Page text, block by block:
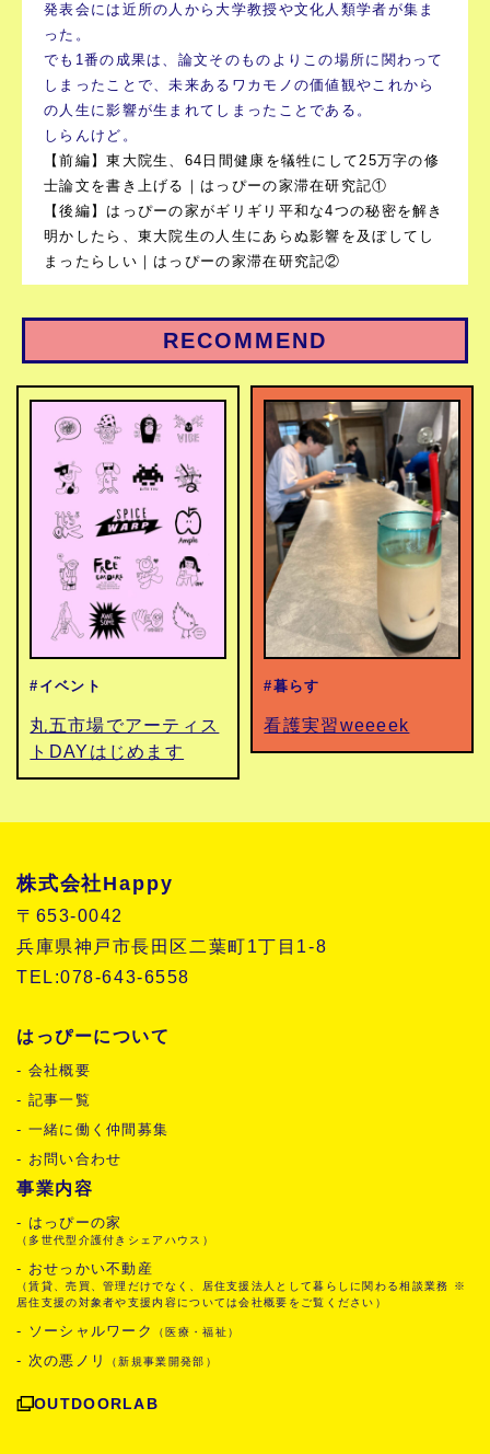
発表会には近所の人から大学教授や文化人類学者が集ま
った。
でも1番の成果は、論文そのものよりこの場所に関わって
しまったことで、未来あるワカモノの価値観やこれから
の人生に影響が生まれてしまったことである。
しらんけど。
【前編】東大院生、64日間健康を犠牲にして25万字の修
士論文を書き上げる｜はっぴーの家滞在研究記①
【後編】はっぴーの家がギリギリ平和な4つの秘密を解き
明かしたら、東大院生の人生にあらぬ影響を及ぼしてし
まったらしい｜はっぴーの家滞在研究記②
RECOMMEND
#イベント
丸五市場でアーティス
トDAYはじめます
#暮らす
看護実習weeeek
株式会社Happy
〒653-0042
兵庫県神戸市長田区二葉町1丁目1-8
TEL:078-643-6558
はっぴーについて
- 会社概要
- 記事一覧
- 一緒に働く仲間募集
- お問い合わせ
事業内容
- はっぴーの家
（多世代型介護付きシェアハウス）
- おせっかい不動産
（賃貸、売買、管理だけでなく、居住支援法人として暮らしに関わる相談業務 ※
居住支援の対象者や支援内容については会社概要をご覧ください）
- ソーシャルワーク （医療・福祉）
- 次の悪ノリ （新規事業開発部）
OUTDOORLAB